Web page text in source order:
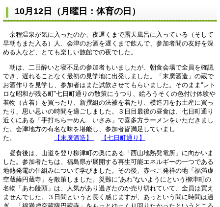
10月12日（月曜日：体育の日）
余程温泉が気に入ったのか、夜遅くまで露天風呂に入っている（そして
早朝もまた入る）人、会津のお酒を遅くまで飲んで、参加者間の友好を深
める人など、とても楽しい旅館での夜でした。
朝は、二日酔いと寝不足の参加者もいましたが、朝食会場で全員を確認
でき、遅れることなく最初の見学地に出発しました。「末廣酒造」の蔵で
お酒作りを見学し、参加者はまた試飲させてもらいました。そのまま“レト
ロな昭和が残る町”七日町通りの散策にうつり、絵ろうそくの色付け体験や
着物（古着）を買ったり、新撰組の法被を着たり、模造刀をお土産に買っ
たり、思い思いの時間を過ごしました。３日目最後の昼食は、七日町通り
近くにある「手打ちらーめん いさみ」で喜多方ラーメンをいただきまし
た。会津地方の有名な味を堪能し、参加者皆満足していまし
た。
【末廣酒造】 【七日町通り】
昼食後は、山道を登り柳津町の奥にある「西山地熱発電所」に向かいま
した。参加者たちは、福島県が展開する再生可能エネルギーの一つである
地熱発電の仕組みについて学びました。その後、赤べこ発祥の地「福満虚
空蔵薩円蔵寺」を散策しました。災難に“あわ”ないようにという柳津町の
名物「あわ饅頭」は、人気があり過ぎたのか売り切れていて、全員は買え
ませんでした。３日間というと長く感じますが、あっという間に時間は過